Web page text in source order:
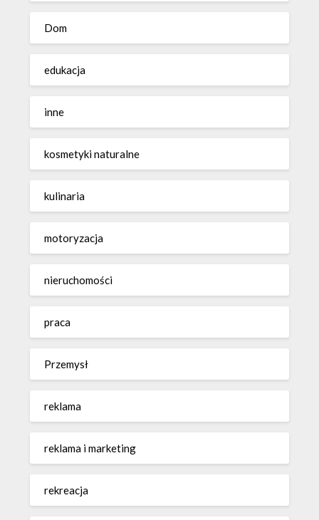
Dom
edukacja
inne
kosmetyki naturalne
kulinaria
motoryzacja
nieruchomości
praca
Przemysł
reklama
reklama i marketing
rekreacja